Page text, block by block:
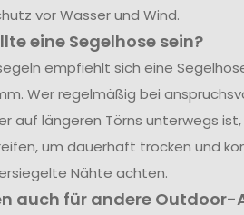
vor Wasser und Wind.
eine Segelhose sein?
empfiehlt sich eine
Wer regelmäßig bei
auf längeren Törns unterwegs
um dauerhaft trocken und
Nähte achten.
auch für andere